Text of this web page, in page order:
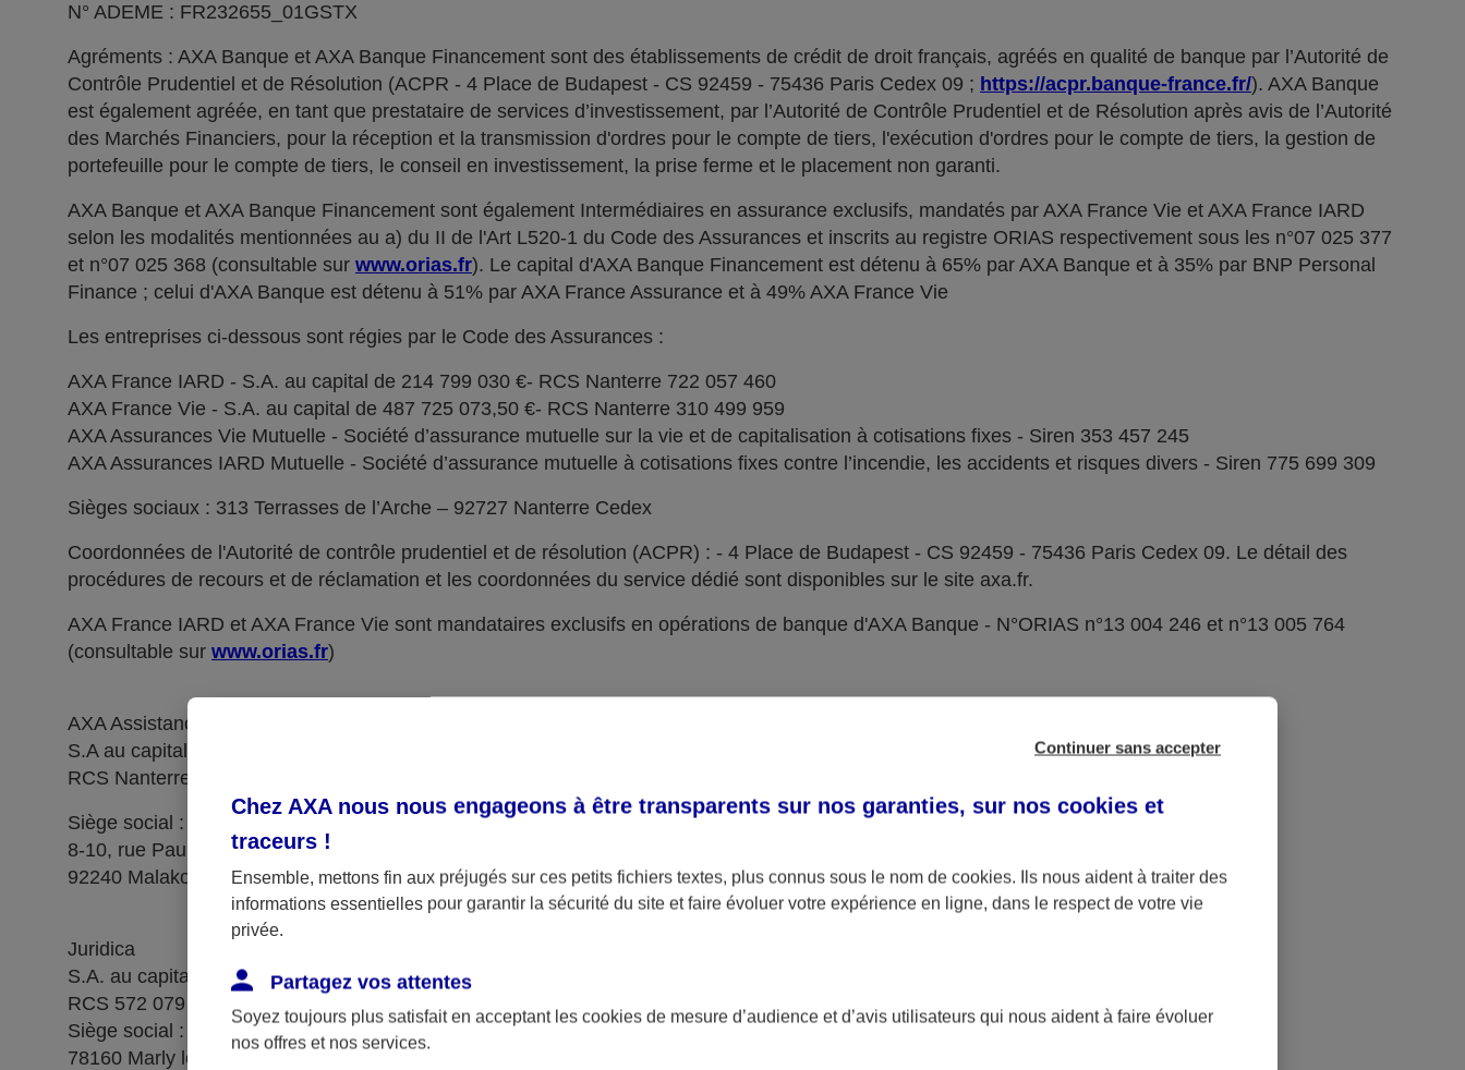
N° ADEME : FR232655_01GSTX
Agréments : AXA Banque et AXA Banque Financement sont des établissements de crédit de droit français, agréés en qualité de banque par l’Autorité de
Contrôle Prudentiel et de Résolution (ACPR - 4 Place de Budapest - CS 92459 - 75436 Paris Cedex 09 ; https://acpr.banque-france.fr/). AXA Banque
est également agréée, en tant que prestataire de services d’investissement, par l’Autorité de Contrôle Prudentiel et de Résolution après avis de l’Autorité
des Marchés Financiers, pour la réception et la transmission d'ordres pour le compte de tiers, l'exécution d'ordres pour le compte de tiers, la gestion de
portefeuille pour le compte de tiers, le conseil en investissement, la prise ferme et le placement non garanti.
AXA Banque et AXA Banque Financement sont également Intermédiaires en assurance exclusifs, mandatés par AXA France Vie et AXA France IARD
selon les modalités mentionnées au a) du II de l'Art L520-1 du Code des Assurances et inscrits au registre ORIAS respectivement sous les n°07 025 377
et n°07 025 368 (consultable sur www.orias.fr). Le capital d'AXA Banque Financement est détenu à 65% par AXA Banque et à 35% par BNP Personal
Finance ; celui d'AXA Banque est détenu à 51% par AXA France Assurance et à 49% AXA France Vie
Les entreprises ci-dessous sont régies par le Code des Assurances :
AXA France IARD - S.A. au capital de 214 799 030 €- RCS Nanterre 722 057 460
AXA France Vie - S.A. au capital de 487 725 073,50 €- RCS Nanterre 310 499 959
AXA Assurances Vie Mutuelle - Société d’assurance mutuelle sur la vie et de capitalisation à cotisations fixes - Siren 353 457 245
AXA Assurances IARD Mutuelle - Société d’assurance mutuelle à cotisations fixes contre l’incendie, les accidents et risques divers - Siren 775 699 309
Sièges sociaux : 313 Terrasses de l’Arche – 92727 Nanterre Cedex
Coordonnées de l'Autorité de contrôle prudentiel et de résolution (ACPR) : - 4 Place de Budapest - CS 92459 - 75436 Paris Cedex 09. Le détail des
procédures de recours et de réclamation et les coordonnées du service dédié sont disponibles sur le site axa.fr.
AXA France IARD et AXA France Vie sont mandataires exclusifs en opérations de banque d'AXA Banque - N°ORIAS n°13 004 246 et n°13 005 764
(consultable sur www.orias.fr)
AXA Assistance France Assurances,
S.A au capital de 51 429 430,40 €,
RCS Nanterre 415 392 724
Siège social :
8-10, rue Paul Vaillant Couturier
92240 Malakoff
Juridica
S.A. au capital de 14 627 854,68 €
RCS 572 079 150 Versailles
Siège social : 1, place Victorien Sardou
78160 Marly le Roi
Continuer sans accepter
Chez AXA nous nous engageons à être transparents sur nos garanties, sur nos cookies et
traceurs !
Ensemble, mettons fin aux préjugés sur ces petits fichiers textes, plus connus sous le nom de cookies. Ils nous aident à traiter des
informations essentielles pour garantir la sécurité du site et faire évoluer votre expérience en ligne, dans le respect de votre vie
privée.
Partagez vos attentes
Soyez toujours plus satisfait en acceptant les cookies de mesure d’audience et d’avis utilisateurs qui nous aident à faire évoluer
nos offres et nos services.